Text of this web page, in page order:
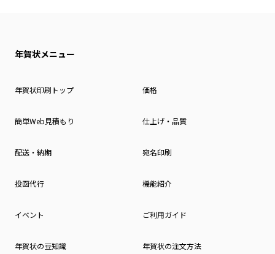
年賀状メニュー
年賀状印刷トップ 価格
簡単Web見積もり 仕上げ・品質
配送・納期 宛名印刷
投函代行 機能紹介
イベント ご利用ガイド
年賀状の豆知識 年賀状の注文方法